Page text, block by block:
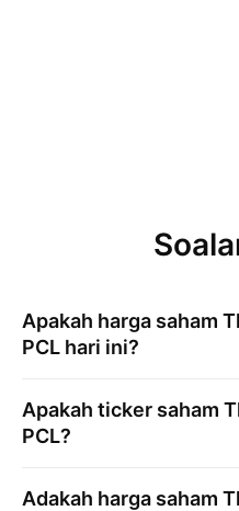
Apakah harga saham
PCL hari ini?
Apakah ticker saham
PCL?
Adakah harga saham